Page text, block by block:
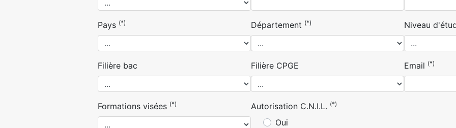
Pays (*) Département (*) Niveau
Filière bac Filière CPGE Email (*)
Formations visées (*) Autorisation C.N.I.L. (*)
Oui